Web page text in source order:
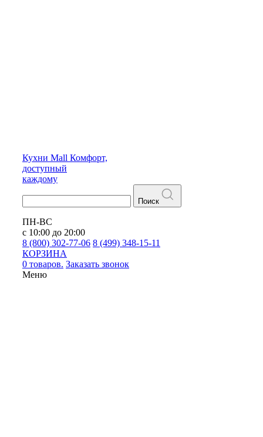
Кухни Mall Комфорт,
доступный
каждому
Поиск
ПН-ВС
с 10:00 до 20:00
8 (800) 302-77-06 8 (499) 348-15-11
КОРЗИНА
0 товаров. Заказать звонок
Меню